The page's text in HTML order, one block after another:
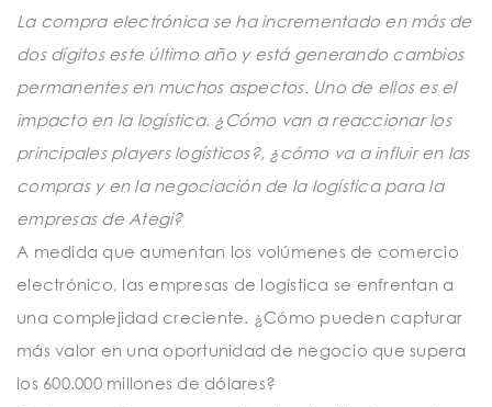
o
La compra electrónica se ha incrementado en más de
dos dígitos este último año y está generando cambios
permanentes en muchos aspectos. Uno de ellos es el
impacto en la logística. ¿Cómo van a reaccionar los
principales players logísticos?, ¿cómo va a influir en las
compras y en la negociación de la logística para la
empresas de Ategi?
A medida que aumentan los volúmenes de comercio
electrónico, las empresas de logística se enfrentan a
una complejidad creciente. ¿Cómo pueden capturar
más valor en una oportunidad de negocio que supera
los 600.000 millones de dólares?